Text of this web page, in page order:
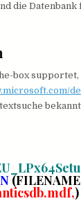
die
box
‚